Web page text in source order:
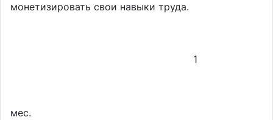
монетизировать свои навыки труда.
1
мес.